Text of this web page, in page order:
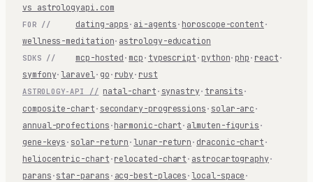
vs astrologyapi.com
FOR // dating-apps · ai-agents · horoscope-content ·
wellness-meditation· astrology-education
SDKS // mcp-hosted · mcp · typescript · python· php · react ·
symfony·laravel· go · ruby · rust
ASTROLOGY-API // natal-chart · synastry · transits ·
composite-chart · secondary-progressions · solar-arc ·
annual-profections · harmonic-chart · almuten-figuris ·
gene-keys · solar-return ·lunar-return · draconic-chart ·
heliocentric-chart · relocated-chart · astrocartography ·
parans · star-parans · acg-best-places ·local-space ·